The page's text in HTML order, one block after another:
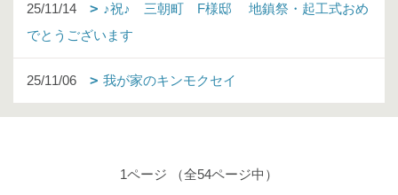
25/11/14
♪祝♪ 三朝町 F様邸 地鎮祭・起工式おめ
でとうございます
25/11/06 我が家のキンモクセイ
1ページ （全54ページ中）